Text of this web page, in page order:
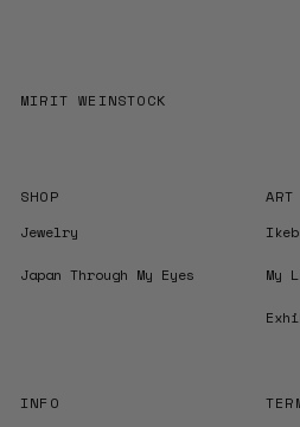
MIRIT WEINSTOCK
SHOP
Jewelry
Japan Through My Eyes
ART
My
INFO